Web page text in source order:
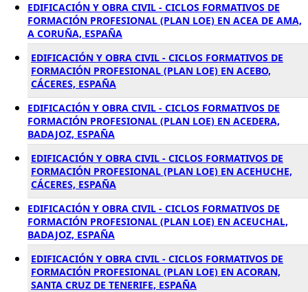
EDIFICACIÓN Y OBRA CIVIL - CICLOS FORMATIVOS DE
FORMACIÓN PROFESIONAL (PLAN LOE) EN ACEA DE AMA,
A CORUÑA, ESPAÑA
EDIFICACIÓN Y OBRA CIVIL - CICLOS FORMATIVOS DE
FORMACIÓN PROFESIONAL (PLAN LOE) EN ACEBO,
CÁCERES, ESPAÑA
EDIFICACIÓN Y OBRA CIVIL - CICLOS FORMATIVOS DE
FORMACIÓN PROFESIONAL (PLAN LOE) EN ACEDERA,
BADAJOZ, ESPAÑA
EDIFICACIÓN Y OBRA CIVIL - CICLOS FORMATIVOS DE
FORMACIÓN PROFESIONAL (PLAN LOE) EN ACEHUCHE,
CÁCERES, ESPAÑA
EDIFICACIÓN Y OBRA CIVIL - CICLOS FORMATIVOS DE
FORMACIÓN PROFESIONAL (PLAN LOE) EN ACEUCHAL,
BADAJOZ, ESPAÑA
EDIFICACIÓN Y OBRA CIVIL - CICLOS FORMATIVOS DE
FORMACIÓN PROFESIONAL (PLAN LOE) EN ACORAN,
SANTA CRUZ DE TENERIFE, ESPAÑA